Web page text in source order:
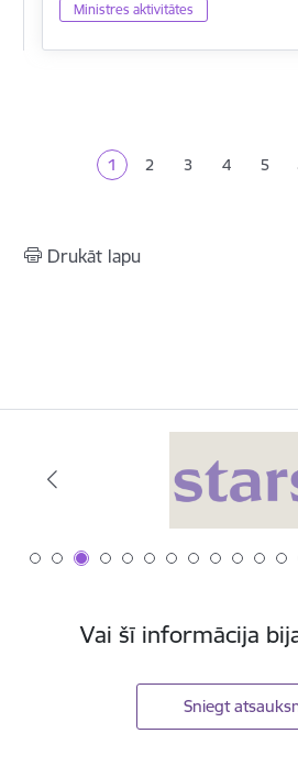
Ministres aktivitātes
Pašreizējā lapa
1 Lapa
2 Lapa
3 Lapa
4 Lapa
5
Drukāt lapu
Vai šī informācija
Sniegt